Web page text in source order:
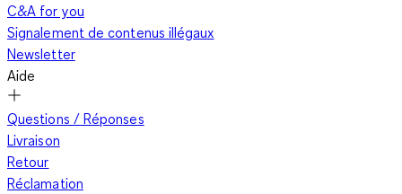
C&A for you
Signalement de contenus illégaux
Newsletter
Aide
Questions / Réponses
Livraison
Retour
Réclamation